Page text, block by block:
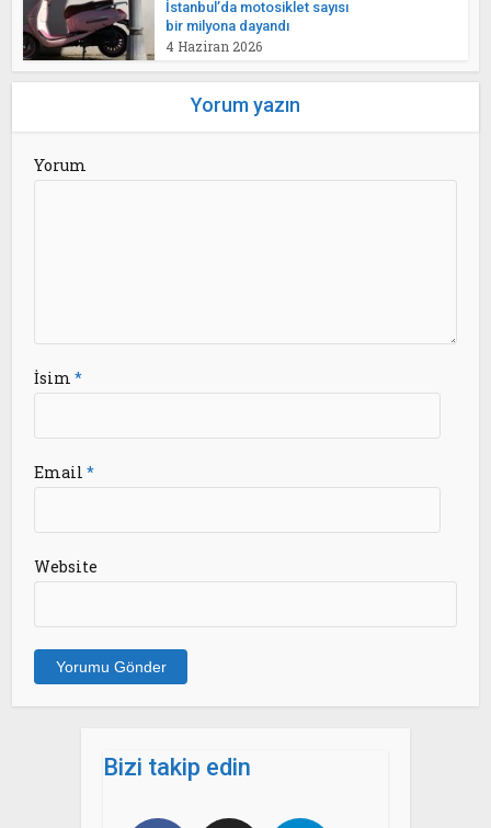
İstanbul’da motosiklet sayısı
bir milyona dayandı
4 Haziran 2026
Yorum yazın
Yorum
İsim*
Email*
Website
Bizi takip edin